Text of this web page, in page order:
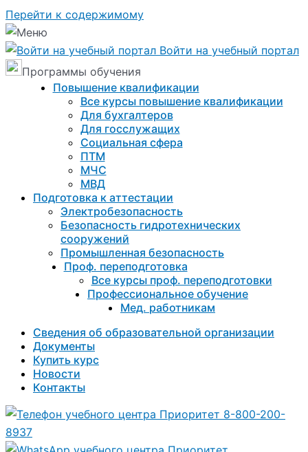
Перейти к содержимому
Войти на учебный портал
Программы обучения
Повышение квалификации
Все курсы повышение квалификации
Для бухгалтеров
Для госслужащих
Социальная сфера
ПТМ
МЧС
МВД
Подготовка к aттестации
Электробезопасность
Безопасность гидротехнических
сооружений
Промышленная безопасность
Проф. переподготовка
Все курсы проф. переподготовки
Профессиональное обучение
Мед. работникам
Сведения об образовательной организации
Документы
Купить курс
Новости
Контакты
8-800-200-
8937